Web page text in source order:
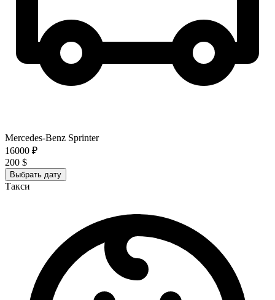
Mercedes-Benz Sprinter
16000 ₽
200 $
Выбрать дату
Такси